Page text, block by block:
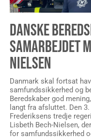
DANSKE
SAMARBEJDET
NIELSEN
Danmark skal fortsat
samfundssikkerhed og
Beredskaber god
langt fra afsluttet. Den
Frederiksens tredje
Lisbeth Bech-Nielsen,
for samfundssikkerhed